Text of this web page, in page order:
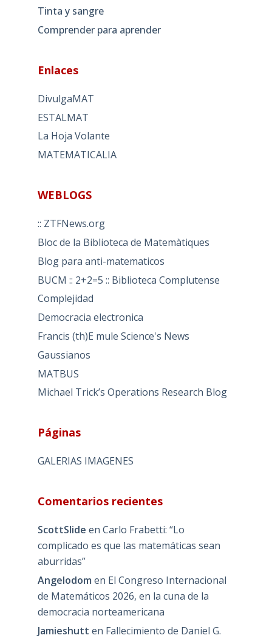
Tinta y sangre
Comprender para aprender
Enlaces
DivulgaMAT
ESTALMAT
La Hoja Volante
MATEMATICALIA
WEBLOGS
:: ZTFNews.org
Bloc de la Biblioteca de Matemàtiques
Blog para anti-matematicos
BUCM :: 2+2=5 :: Biblioteca Complutense
Complejidad
Democracia electronica
Francis (th)E mule Science's News
Gaussianos
MATBUS
Michael Trick’s Operations Research Blog
Páginas
GALERIAS IMAGENES
Comentarios recientes
ScottSlide en Carlo Frabetti: “Lo
complicado es que las matemáticas sean
aburridas”
Angelodom en El Congreso Internacional
de Matemáticos 2026, en la cuna de la
democracia norteamericana
Jamieshutt en Fallecimiento de Daniel G.